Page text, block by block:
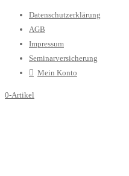
Datenschutzerklärung
AGB
Impressum
Seminarversicherung
Mein Konto
0-Artikel